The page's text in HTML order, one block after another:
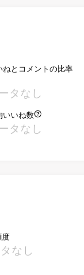
ねとコメントの比率
タなし
いいね数
タなし
度
なし